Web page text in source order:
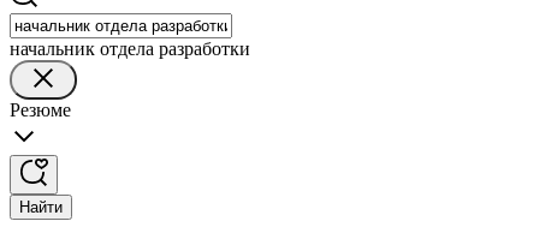
начальник отдела разработки
Резюме
Найти